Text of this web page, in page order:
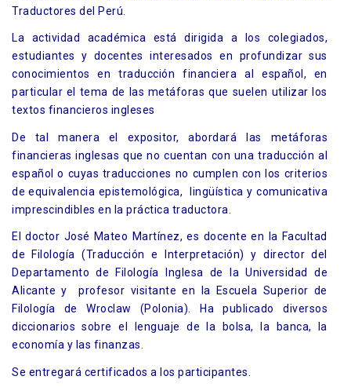
Traductores del Perú.
La actividad académica está dirigida a los colegiados,
estudiantes y docentes interesados en profundizar sus
conocimientos en traducción financiera al español, en
particular el tema de las metáforas que suelen utilizar los
textos financieros ingleses
De tal manera el expositor, abordará las metáforas
financieras inglesas que no cuentan con una traducción al
español o cuyas traducciones no cumplen con los criterios
de equivalencia epistemológica, lingüística y comunicativa
imprescindibles en la práctica traductora.
El doctor José Mateo Martínez, es docente en la Facultad
de Filología (Traducción e Interpretación) y director del
Departamento de Filología Inglesa de la Universidad de
Alicante y profesor visitante en la Escuela Superior de
Filología de Wroclaw (Polonia). Ha publicado diversos
diccionarios sobre el lenguaje de la bolsa, la banca, la
economía y las finanzas.
Se entregará certificados a los participantes.